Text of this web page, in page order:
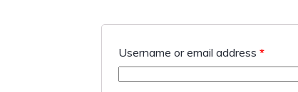
Username or email address *